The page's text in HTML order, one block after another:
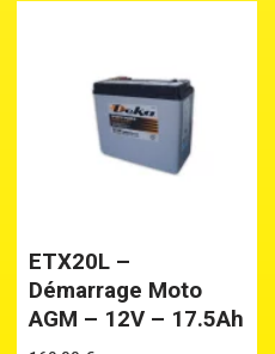
ETX20L –
Démarrage Moto
AGM – 12V – 17.5Ah